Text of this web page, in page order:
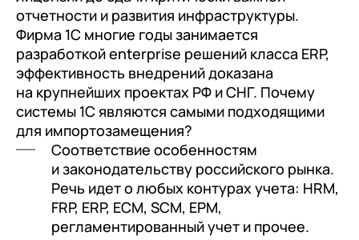
отчетности и развития инфраструктуры.
Фирма 1С многие годы занимается
разработкой enterprise решений класса ERP,
эффективность внедрений доказана
на крупнейших проектах РФ и СНГ. Почему
системы 1С являются самыми подходящими
для импортозамещения?
Соответствие особенностям
и законодательству российского рынка.
Речь идет о любых контурах учета: HRM,
FRP, ERP, ECM, SCM, EPM,
регламентированный учет и прочее.
Переход с Terrasoft CRM на 1С:CRM или
1С-Битрикс 24
документооборот (КЭДО)
1С:Кабинет сотрудника
Внутренний документооборот (СЭД)
1С:Документооборот 8
Управление финансами (FRP)
1С:Управление холдингом
WA:Финансист
Отраслевые решения
Прочие отрасли
Контакты
Релокация
Грейды
Истории успеха
Отзывы сотрудников